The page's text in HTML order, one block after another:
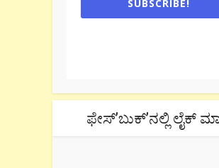
SUBSCRIBE!
ಫೇಸ್’ಬುಕ್’ನಲ್ಲಿ ಲೈಕ್